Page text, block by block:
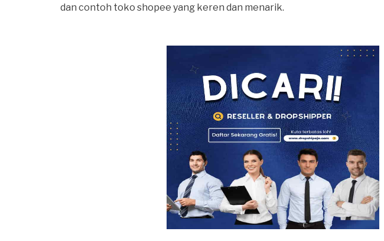
dan contoh toko shopee yang keren dan menarik.